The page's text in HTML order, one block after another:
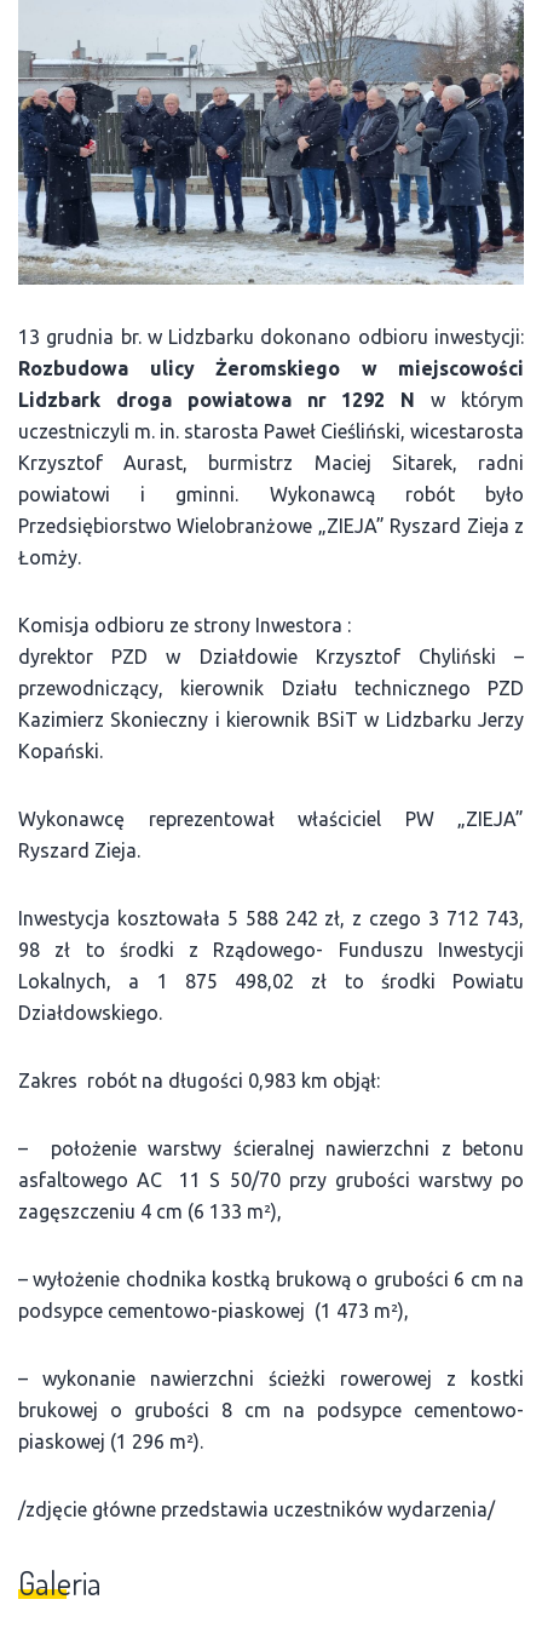
13 grudnia br. w Lidzbarku dokonano odbioru inwestycji:
Rozbudowa ulicy Żeromskiego w miejscowości
Lidzbark droga powiatowa nr 1292 N w którym
uczestniczyli m. in. starosta Paweł Cieśliński, wicestarosta
Krzysztof Aurast, burmistrz Maciej Sitarek, radni
powiatowi i gminni. Wykonawcą robót było
Przedsiębiorstwo Wielobranżowe „ZIEJA” Ryszard Zieja z
Łomży.
Komisja odbioru ze strony Inwestora :
dyrektor PZD w Działdowie Krzysztof Chyliński –
przewodniczący, kierownik Działu technicznego PZD
Kazimierz Skonieczny i kierownik BSiT w Lidzbarku Jerzy
Kopański.
Wykonawcę reprezentował właściciel PW „ZIEJA”
Ryszard Zieja.
Inwestycja kosztowała 5 588 242 zł, z czego 3 712 743,
98 zł to środki z Rządowego- Funduszu Inwestycji
Lokalnych, a 1 875 498,02 zł to środki Powiatu
Działdowskiego.
Zakres robót na długości 0,983 km objął:
– położenie warstwy ścieralnej nawierzchni z betonu
asfaltowego AC 11 S 50/70 przy grubości warstwy po
zagęszczeniu 4 cm (6 133 m²),
– wyłożenie chodnika kostką brukową o grubości 6 cm na
podsypce cementowo-piaskowej (1 473 m²),
– wykonanie nawierzchni ścieżki rowerowej z kostki
brukowej o grubości 8 cm na podsypce cementowo-
piaskowej (1 296 m²).
/zdjęcie główne przedstawia uczestników wydarzenia/
Galeria